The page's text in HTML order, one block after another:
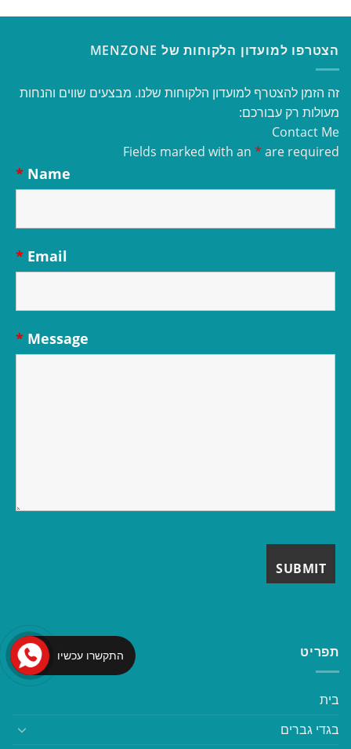
הצטרפו למועדון הלקוחות של MENZONE
זה הזמן להצטרף למועדון הלקוחות שלנו. מבצעים שווים והנחות
מעולות רק עבורכם:
Contact Me
Fields marked with an * are required
Name
*
Email
*
Message
*
תפריט
בית
בגדי גברים
התקשרו עכשיו